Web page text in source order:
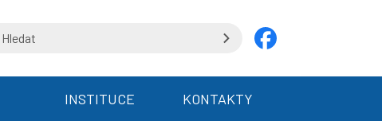
INSTITUCE KONTAKTY